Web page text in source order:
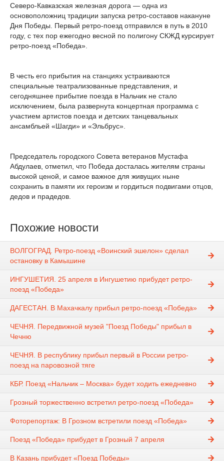
Северо-Кавказская железная дорога — одна из
основоположниц традиции запуска ретро-составов накануне
Дня Победы. Первый ретро-поезд отправился в путь в 2010
году, с тех пор ежегодно весной по полигону СКЖД курсирует
ретро-поезд «Победа».
В честь его прибытия на станциях устраиваются
специальные театрализованные представления, и
сегодняшнее прибытие поезда в Нальчик не стало
исключением, была развернута концертная программа с
участием артистов поезда и детских танцевальных
ансамбльей «Шагди» и «Эльбрус».
Председатель городского Совета ветеранов Мустафа
Абдулаев, отметил, что Победа досталась жителям страны
высокой ценой, и самое важное для живущих ныне
сохранить в памяти их героизм и гордиться подвигами отцов,
дедов и прадедов.
Похожие новости
ВОЛГОГРАД. Ретро-поезд «Воинский эшелон» сделал
остановку в Камышине
ИНГУШЕТИЯ. 25 апреля в Ингушетию прибудет ретро-
поезд «Победа»
ДАГЕСТАН. В Махачкалу прибыл ретро-поезд «Победа»
ЧЕЧНЯ. Передвижной музей "Поезд Победы" прибыл в
Чечню
ЧЕЧНЯ. В республику прибыл первый в России ретро-
поезд на паровозной тяге
КБР. Поезд «Нальчик – Москва» будет ходить ежедневно
Грозный торжественно встретил ретро-поезд «Победа»
Фоторепортаж: В Грозном встретили поезд «Победа»
Поезд «Победа» прибудет в Грозный 7 апреля
В Казань прибудет «Поезд Победы»